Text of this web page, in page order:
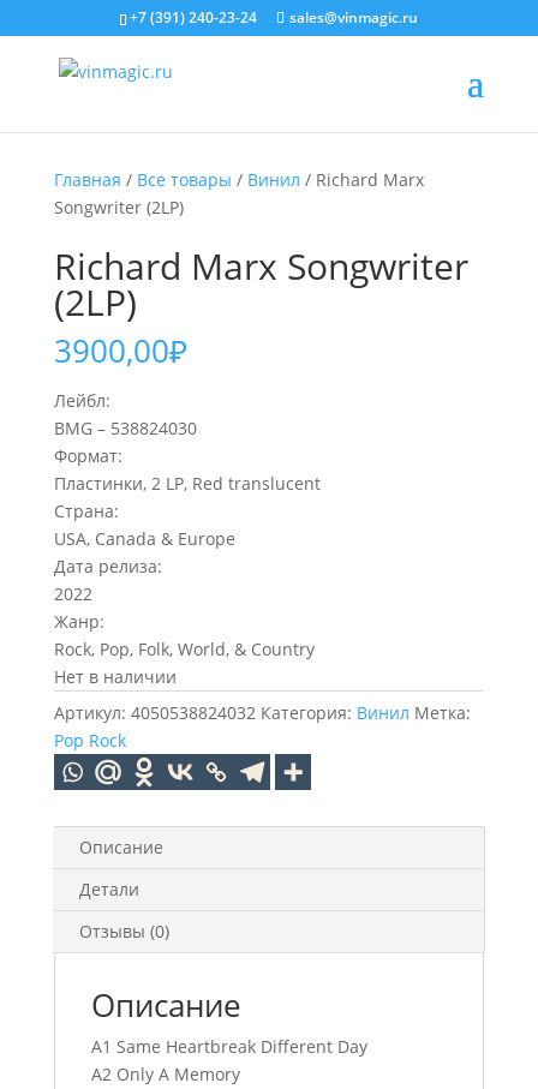
+7 (391) 240-23-24 sales@vinmagic.ru
Главная / Все товары / Винил / Richard Marx
Songwriter (2LP)
Richard Marx Songwriter
(2LP)
3900,00₽
Лейбл:
BMG – 538824030
Формат:
Пластинки, 2 LP, Red translucent
Страна:
USA, Canada & Europe
Дата релиза:
2022
Жанр:
Rock, Pop, Folk, World, & Country
Нет в наличии
Артикул: 4050538824032 Категория: Винил Метка:
Pop Rock
Описание
Детали
Отзывы (0)
Описание
A1 Same Heartbreak Different Day
A2 Only A Memory